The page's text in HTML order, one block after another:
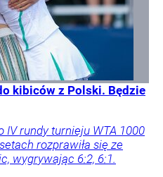
kibiców z Polski. Będzie
IV rundy turnieju WTA 1000
rozprawiła się ze
wygrywając 6:2, 6:1.